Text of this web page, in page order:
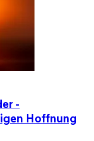
-
Hoffnung